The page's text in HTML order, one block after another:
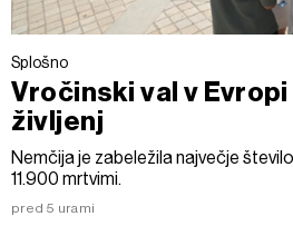
Splošno
Vročinski val v
življenj
Nemčija je zabeležila največje
11.900 mrtvimi.
pred 5 urami